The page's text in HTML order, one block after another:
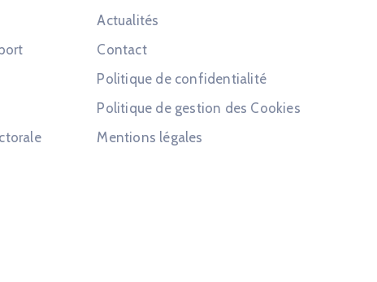
Actualités
Contact
Politique de confidentialité
Politique de gestion des Cookies
Mentions légales